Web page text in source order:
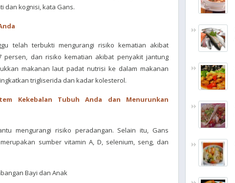
dan kognisi, kata Gans.
telah terbukti mengurangi risiko kematian akibat
dan risiko kematian akibat penyakit jantung
makanan laut padat nutrisi ke dalam makanan
trigliserida dan kadar kolesterol.
Kekebalan Tubuh Anda dan Menurunkan
mengurangi risiko peradangan. Selain itu, Gans
sumber vitamin A, D, selenium, seng, dan
Bayi dan Anak